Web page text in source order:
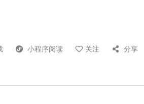
小程序阅读 关注 分享